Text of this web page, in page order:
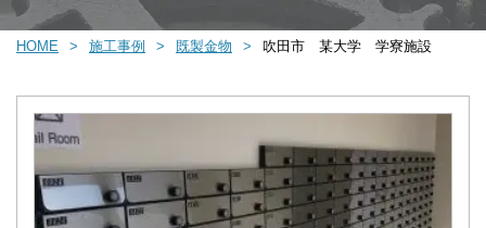
HOME 施工事例 既製金物 吹田市 某大学 学寮施設